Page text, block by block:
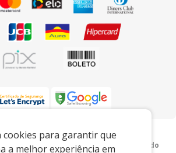
cookies para garantir que
a melhor experiência em
e condições exclusivos para o
e para o televendas, podendo